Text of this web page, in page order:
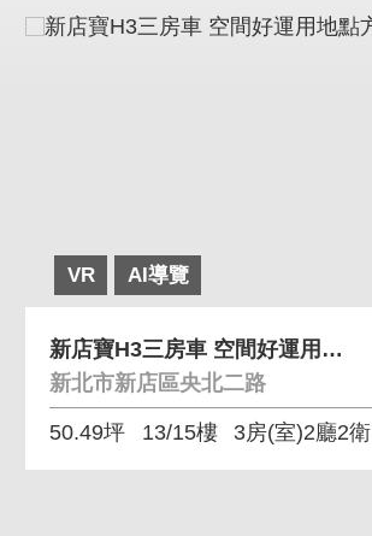
VR AI導覽
新店寶H3三房車 空間好運用地點方便
新北市新店區央北二路
50.49坪 13/15樓 3房(室)2廳2衛